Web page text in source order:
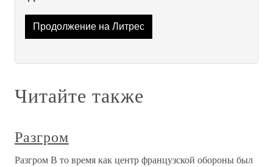
Продолжение на Литрес
Читайте также
Разгром
Разгром В то время как центр французской обороны был